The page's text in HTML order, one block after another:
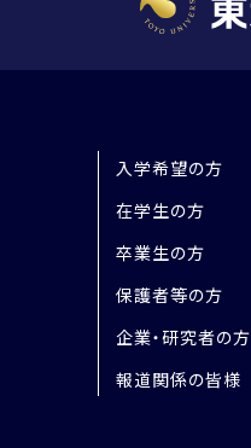
入学希望の方
在学生の方
卒業生の方
保護者等の方
企業・研究者の方
報道関係の皆様